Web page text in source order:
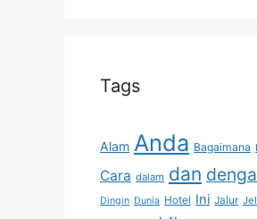
Tags
Alam Anda Bagaimana
Cara dalam dan
Dingin Dunia Hotel Ini Jalur